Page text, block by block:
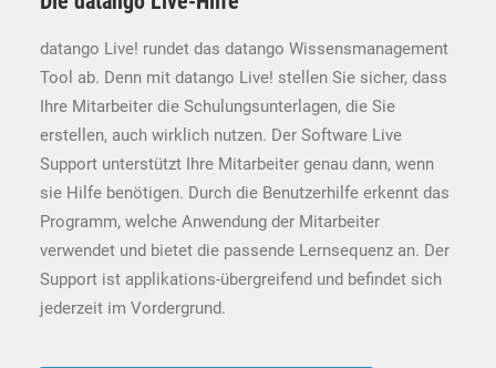
datango Live! rundet das datango Wissensmanagement
Tool ab. Denn mit datango Live! stellen Sie sicher, dass
Ihre Mitarbeiter die Schulungsunterlagen, die Sie
erstellen, auch wirklich nutzen. Der Software Live
Support unterstützt Ihre Mitarbeiter genau dann, wenn
sie Hilfe benötigen. Durch die Benutzerhilfe erkennt das
Programm, welche Anwendung der Mitarbeiter
verwendet und bietet die passende Lernsequenz an. Der
Support ist applikations-übergreifend und befindet sich
jederzeit im Vordergrund.